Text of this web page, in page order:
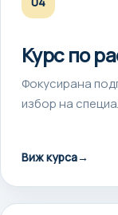
Курс по
Фокусирана
избор на
Виж курса→